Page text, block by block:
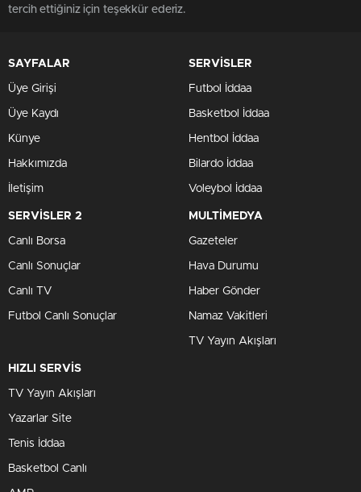
tercih ettiğiniz için teşekkür ederiz.
SAYFALAR
Üye Girişi
Üye Kaydı
Künye
Hakkımızda
İletişim
SERVİSLER
Futbol İddaa
Basketbol İddaa
Hentbol İddaa
Bilardo İddaa
Voleybol İddaa
SERVİSLER 2
Canlı Borsa
Canlı Sonuçlar
Canlı TV
Futbol Canlı Sonuçlar
MULTİMEDYA
Gazeteler
Hava Durumu
Haber Gönder
Namaz Vakitleri
TV Yayın Akışları
HIZLI SERVİS
TV Yayın Akışları
Yazarlar Site
Tenis İddaa
Basketbol Canlı